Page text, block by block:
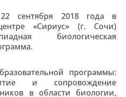
сентября 2018 года в
«Сириус» (г. Сочи)
биологическая
программы:
и сопровождение
в области биологии,